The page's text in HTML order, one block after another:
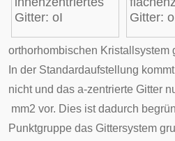
Gitter: oI
Gitter:
orthorhombischen Kristallsystem
In der Standardaufstellung
nicht und das a-zentrierte Gitter
mm2 vor. Dies ist dadurch
Punktgruppe das Gittersystem